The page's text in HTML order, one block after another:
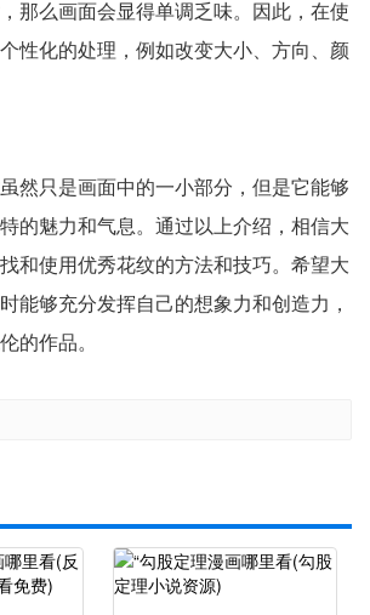
那么画面会显得单调乏味。因此，在使
性化的处理，例如改变大小、方向、颜
然只是画面中的一小部分，但是它能够
的魅力和气息。通过以上介绍，相信大
和使用优秀花纹的方法和技巧。希望大
能够充分发挥自己的想象力和创造力，
的作品。